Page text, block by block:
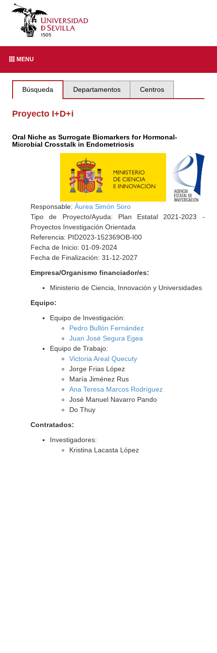
MENU
Búsqueda Departamentos Centros
Proyecto I+D+i
Oral Niche as Surrogate Biomarkers for Hormonal-
Microbial Crosstalk in Endometriosis
Responsable: Áurea Simón Soro
Tipo de Proyecto/Ayuda: Plan Estatal 2021-2023 -
Proyectos Investigación Orientada
Referencia: PID2023-152369OB-I00
Fecha de Inicio: 01-09-2024
Fecha de Finalización: 31-12-2027
Empresa/Organismo financiador/es:
Ministerio de Ciencia, Innovación y Universidades
Equipo:
Equipo de Investigación:
Pedro Bullón Fernández
Juan José Segura Egea
Equipo de Trabajo:
Victoria Areal Quecuty
Jorge Frias López
María Jiménez Rus
Ana Teresa Marcos Rodríguez
José Manuel Navarro Pando
Do Thuy
Contratados:
Investigadores:
Kristina Lacasta López